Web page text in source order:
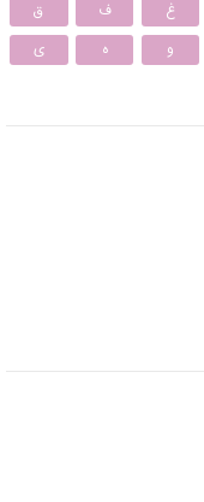
غ ف
ق
و ه ی